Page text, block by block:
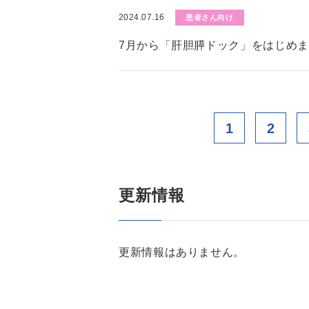
2024.07.16 患者さん向け
7月から「肝胆膵ドック」をはじめ
1 2
更新情報
更新情報はありません。